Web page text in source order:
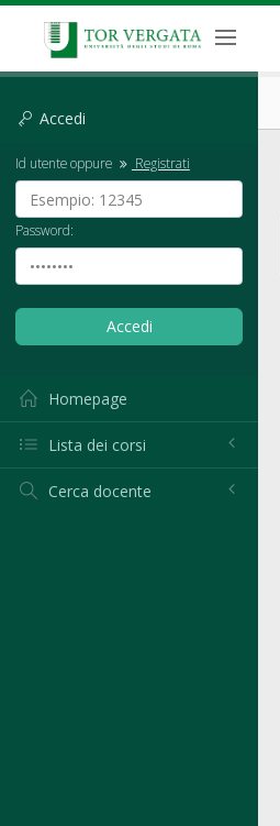
Accedi
Id utente oppure Registrati
Password:
Homepage
Lista dei corsi
Cerca docente